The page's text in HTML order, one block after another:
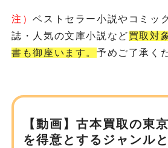
注）ベストセラー小説やコミッ
誌・人気の文庫小説など買取対
書も御座います。 予めご了承く
【動画】古本買取の東
を得意とするジャンル